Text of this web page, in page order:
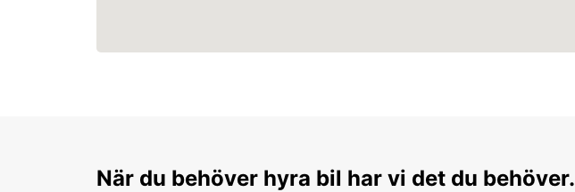
När du behöver hyra bil har vi det du behöver.